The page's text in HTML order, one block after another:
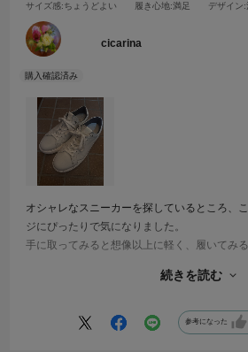
サイズ感:ちょうどよい 履き心地:満足 デザイン:
cicarina
オシャレなスニーカーを探しているところ、
ジにぴったりで気になりました。
手に取ってみると想像以上に軽く、履いてみ
も変わらず快適に過ごしています。
続きを読む
参考になった